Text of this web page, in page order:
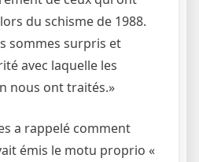
du schisme de 1988.
sommes surpris et
avec laquelle les
nous ont traités.»
a rappelé comment
émis le motu proprio «